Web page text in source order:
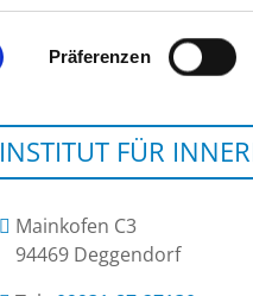
Präferenzen
INSTITUT FÜR
Mainkofen C3
94469 Deggendorf